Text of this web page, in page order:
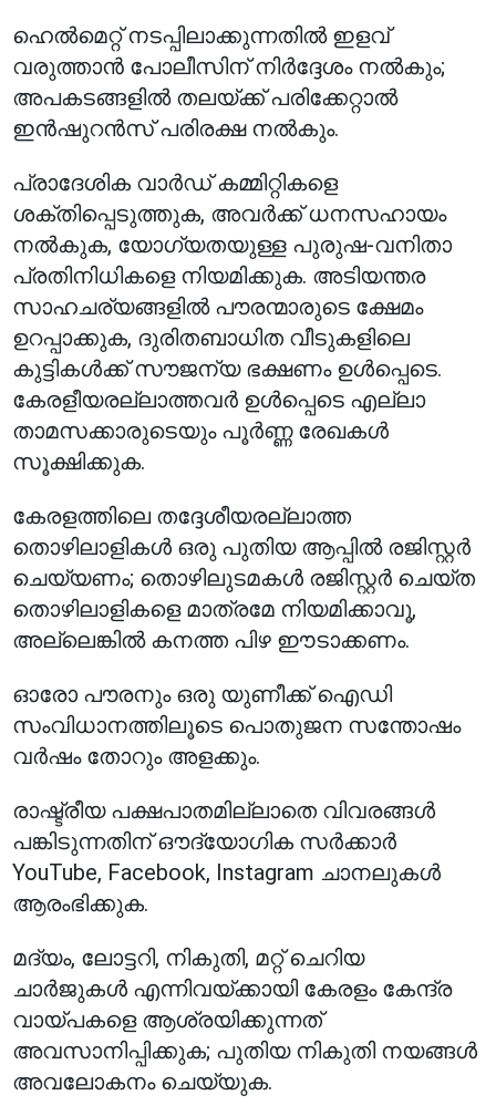
ഹെൽമെറ്റ് നടപ്പിലാക്കുന്നതിൽ ഇളവ്
വരുത്താൻ പോലീസിന് നിർദ്ദേശം നൽകും;
അപകടങ്ങളിൽ തലയ്ക്ക് പരിക്കേറ്റാൽ
ഇൻഷുറൻസ് പരിരക്ഷ നൽകും.
പ്രാദേശിക വാർഡ് കമ്മിറ്റികളെ
ശക്തിപ്പെടുത്തുക, അവർക്ക് ധനസഹായം
നൽകുക, യോഗ്യതയുള്ള പുരുഷ-വനിതാ
പ്രതിനിധികളെ നിയമിക്കുക. അടിയന്തര
സാഹചര്യങ്ങളിൽ പൗരന്മാരുടെ ക്ഷേമം
ഉറപ്പാക്കുക, ദുരിതബാധിത വീടുകളിലെ
കുട്ടികൾക്ക് സൗജന്യ ഭക്ഷണം ഉൾപ്പെടെ.
കേരളീയരല്ലാത്തവർ ഉൾപ്പെടെ എല്ലാ
താമസക്കാരുടെയും പൂർണ്ണ രേഖകൾ
സൂക്ഷിക്കുക.
കേരളത്തിലെ തദ്ദേശീയരല്ലാത്ത
തൊഴിലാളികൾ ഒരു പുതിയ ആപ്പിൽ രജിസ്റ്റർ
ചെയ്യണം; തൊഴിലുടമകൾ രജിസ്റ്റർ ചെയ്ത
തൊഴിലാളികളെ മാത്രമേ നിയമിക്കാവൂ,
അല്ലെങ്കിൽ കനത്ത പിഴ ഈടാക്കണം.
ഓരോ പൗരനും ഒരു യുണീക്ക് ഐഡി
സംവിധാനത്തിലൂടെ പൊതുജന സന്തോഷം
വർഷം തോറും അളക്കും.
രാഷ്ട്രീയ പക്ഷപാതമില്ലാതെ വിവരങ്ങൾ
പങ്കിടുന്നതിന് ഔദ്യോഗിക സർക്കാർ
YouTube, Facebook, Instagram ചാനലുകൾ
ആരംഭിക്കുക.
മദ്യം, ലോട്ടറി, നികുതി, മറ്റ് ചെറിയ
ചാർജുകൾ എന്നിവയ്ക്കായി കേരളം കേന്ദ്ര
വായ്പകളെ ആശ്രയിക്കുന്നത്
അവസാനിപ്പിക്കുക; പുതിയ നികുതി നയങ്ങൾ
അവലോകനം ചെയ്യുക.